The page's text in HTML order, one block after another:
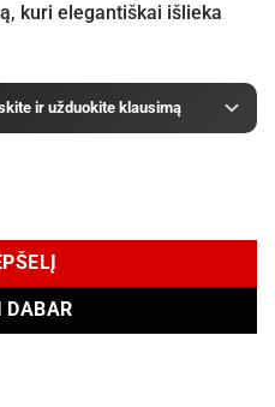
kuri elegantiškai išlieka
ir užduokite klausimą
Replica Autumn Vibes Eau de
DABAR